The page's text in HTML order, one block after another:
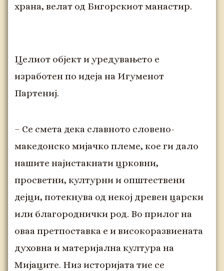
храна, велат од Бигорскиот манастир.
Целиот објект и уредувањето е
изработен по идеја на Игуменот
Партениј.
– Се смета дека славното словено-
македонско мијачко племе, кое ги дало
нашите најистакнати црковни,
просветни, културни и општествени
дејци, потекнува од некој древен царски
или благороднички род. Во прилог на
оваа претпоставка е и високоразвиената
духовна и материјална култура на
Мијаците. Низ историјата тие се